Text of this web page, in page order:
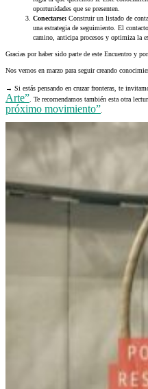
oportunidades que se presenten.
Conectarse: Construir un listado de
una estrategia de seguimiento. El
camino, anticipa procesos y optimiza la
Gracias por haber sido parte de este Encuentro y
Nos vemos en marzo para seguir creando
→ Si estás pensando en cruzar fronteras, te
Arte”. Te recomendamos también esta otra
próximo movimiento”.